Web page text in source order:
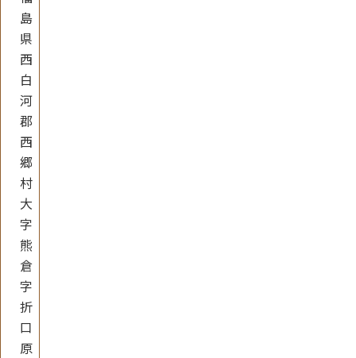
島
県
西
白
河
郡
西
郷
村
大
字
熊
倉
字
折
口
原